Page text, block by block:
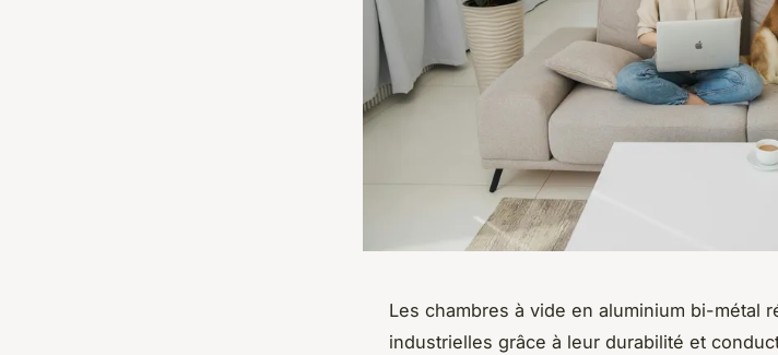
Les chambres à vide en aluminium bi-métal
industrielles grâce à leur durabilité et